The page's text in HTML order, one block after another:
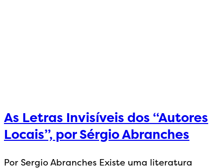
As Letras Invisíveis dos “Autores
Locais”, por Sérgio Abranches
Por Sergio Abranches Existe uma literatura